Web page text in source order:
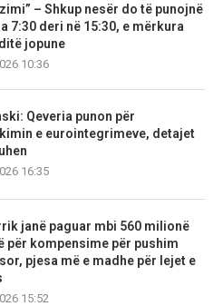
– Shkup nesër do të punojnë
7:30 deri në 15:30, e mërkura
jopune
10:36
Qeveria punon për
e eurointegrimeve, detajet
16:35
janë paguar mbi 560 milionë
për kompensime për pushim
pjesa më e madhe për lejet e
15:52